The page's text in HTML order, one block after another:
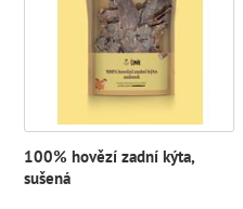
100% hovězí zadní kýta,
sušená